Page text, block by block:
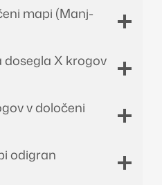
mapi (Manj-
dosegla X krogov
v določeni
odigran